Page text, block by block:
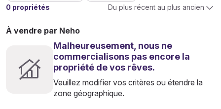
0 propriétés
Du plus récent au plus ancien
À vendre par Neho
Malheureusement, nous ne
commercialisons pas encore la
propriété de vos rêves.
Veuillez modifier vos critères ou étendre la
zone géographique.